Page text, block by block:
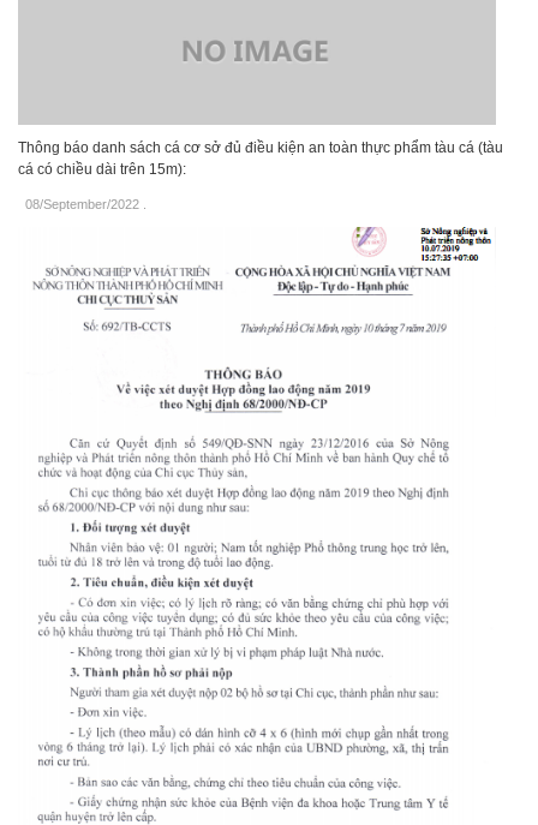
Thông báo danh sách cá cơ sở đủ điều kiện an toàn thực phẩm tàu cá (tàu
cá có chiều dài trên 15m):
08/September/2022